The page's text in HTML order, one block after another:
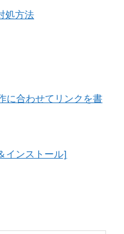
処方法
に合わせてリンクを書
インストール]